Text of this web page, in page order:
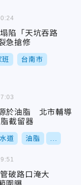
陷「天坑吞路
急搶修
台南市
於油脂 北市輔導
截留器
道 油脂
破路口淹大